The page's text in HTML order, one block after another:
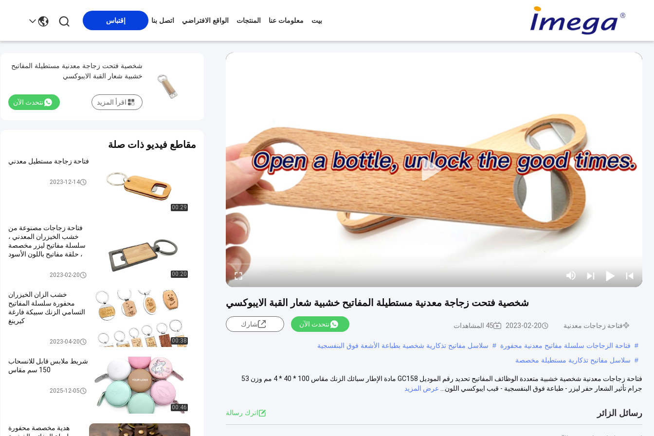
بيت معلومات عنا المنتجات الواقع الافتراضي اتصل بنا إقتباس
شخصية فتحت زجاجة معدنية مستطيلة المفاتيح خشبية شعار القبة الايبوكسي
فتاحة زجاجات معدنية 2023-02-20 45 المشاهدات نتحدث الآن شارك
# فتاحة الزجاجات سلسلة مفاتيح معدنية محفورة # سلاسل مفاتيح تذكارية شخصية بطباعة الأشعة فوق البنفسجية
# سلاسل مفاتيح تذكارية مستطيلة مخصصة
فتاحة زجاجات معدنية شخصية خشبية متعددة الوظائف المفاتيح تحديد رقم الموديل GC158 مادة الإطار سبائك الزنك مقاس 100 * 40 * 4 مم وزن 53
جرام تأثير الشعار حفر ليزر - طباعة فوق البنفسجية - قبب ايبوكسي اللون...
عرض المزيد
رسائل الزائر اترك رسالة
شخصية فتحت زجاجة معدنية مستطيلة المفاتيح
خشبية شعار القبة الايبوكسي
نتحدث الآن اقرأ المزيد
مقاطع فيديو ذات صلة
00:29
فتاحة زجاجة مستطيل معدني
فتاحة زجاجات معدنية2023-12-14
00:20
فتاحة زجاجات مصنوعة من
خشب الخيزران المعدني ،
سلسلة مفاتيح ليزر مخصصة
، حلقة مفاتيح باللون الأسود
فتاحة زجاجات معدنية2023-02-20
00:38
خشب الزان الخيزران
محفورة سلسلة المفاتيح
التسامي الزنك سبيكة فارغة
كيرينغ
نقش المفاتيح الخشبية2023-04-20
00:46
شريط ملابس قابل للانسحاب
150 سم مقاس
شريط قياس قابل للسحب
2025-12-05
هدية مخصصة محفورة